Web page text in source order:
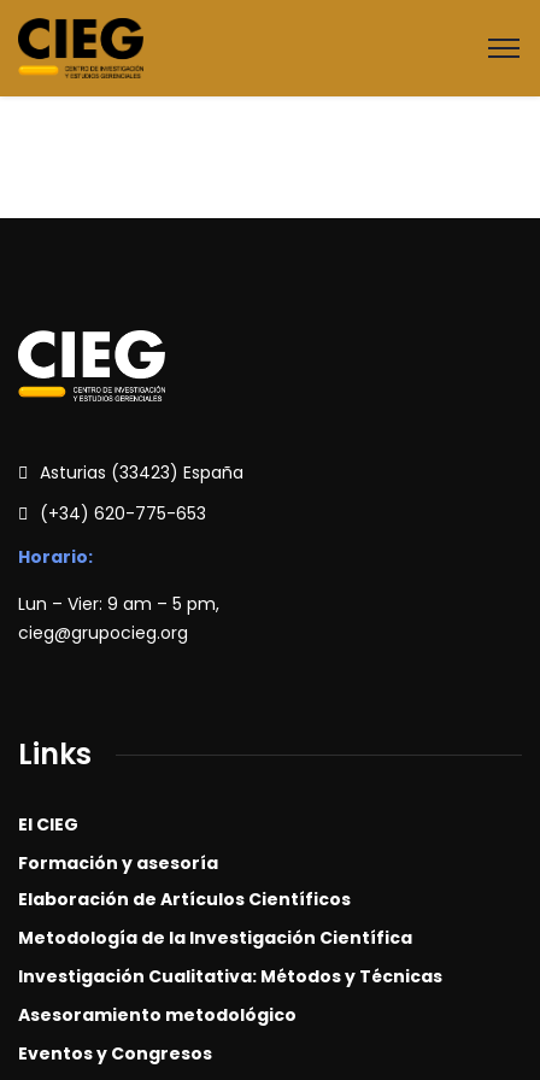
Asturias (33423) España
(+34) 620-775-653
Horario:
Lun – Vier: 9 am – 5 pm,
cieg@grupocieg.org
Links
El CIEG
Formación y asesoría
Elaboración de Artículos Científicos
Metodología de la Investigación Científica
Investigación Cualitativa: Métodos y Técnicas
Asesoramiento metodológico
Eventos y Congresos